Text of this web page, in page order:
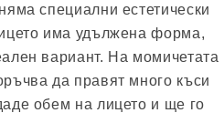
специални естетически
има удължена форма,
вариант. На момичетата
да правят много къси
обем на лицето и ще го